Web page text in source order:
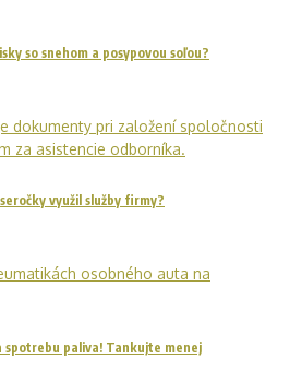
so snehom a posypovou soľou?
využil služby firmy?
spotrebu paliva! Tankujte menej